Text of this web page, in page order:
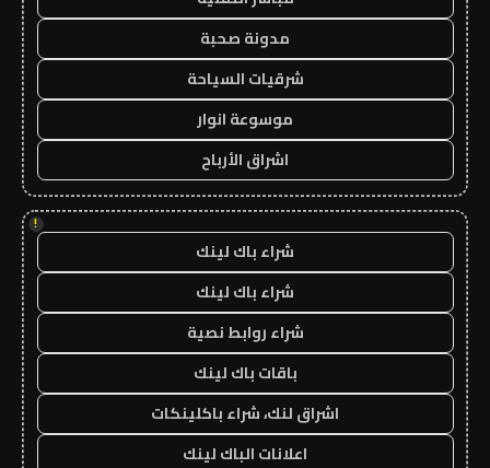
مدونة صحبة
شرقيات السياحة
موسوعة انوار
اشراق الأرباح
!
شراء باك لينك
شراء باك لينك
شراء روابط نصية
باقات باك لينك
اشراق لنك، شراء باكلينكات
اعلانات الباك لينك